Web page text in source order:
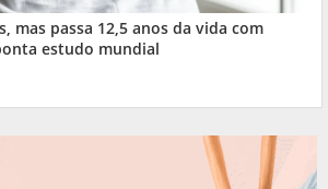
mas passa 12,5 anos da vida com
estudo mundial